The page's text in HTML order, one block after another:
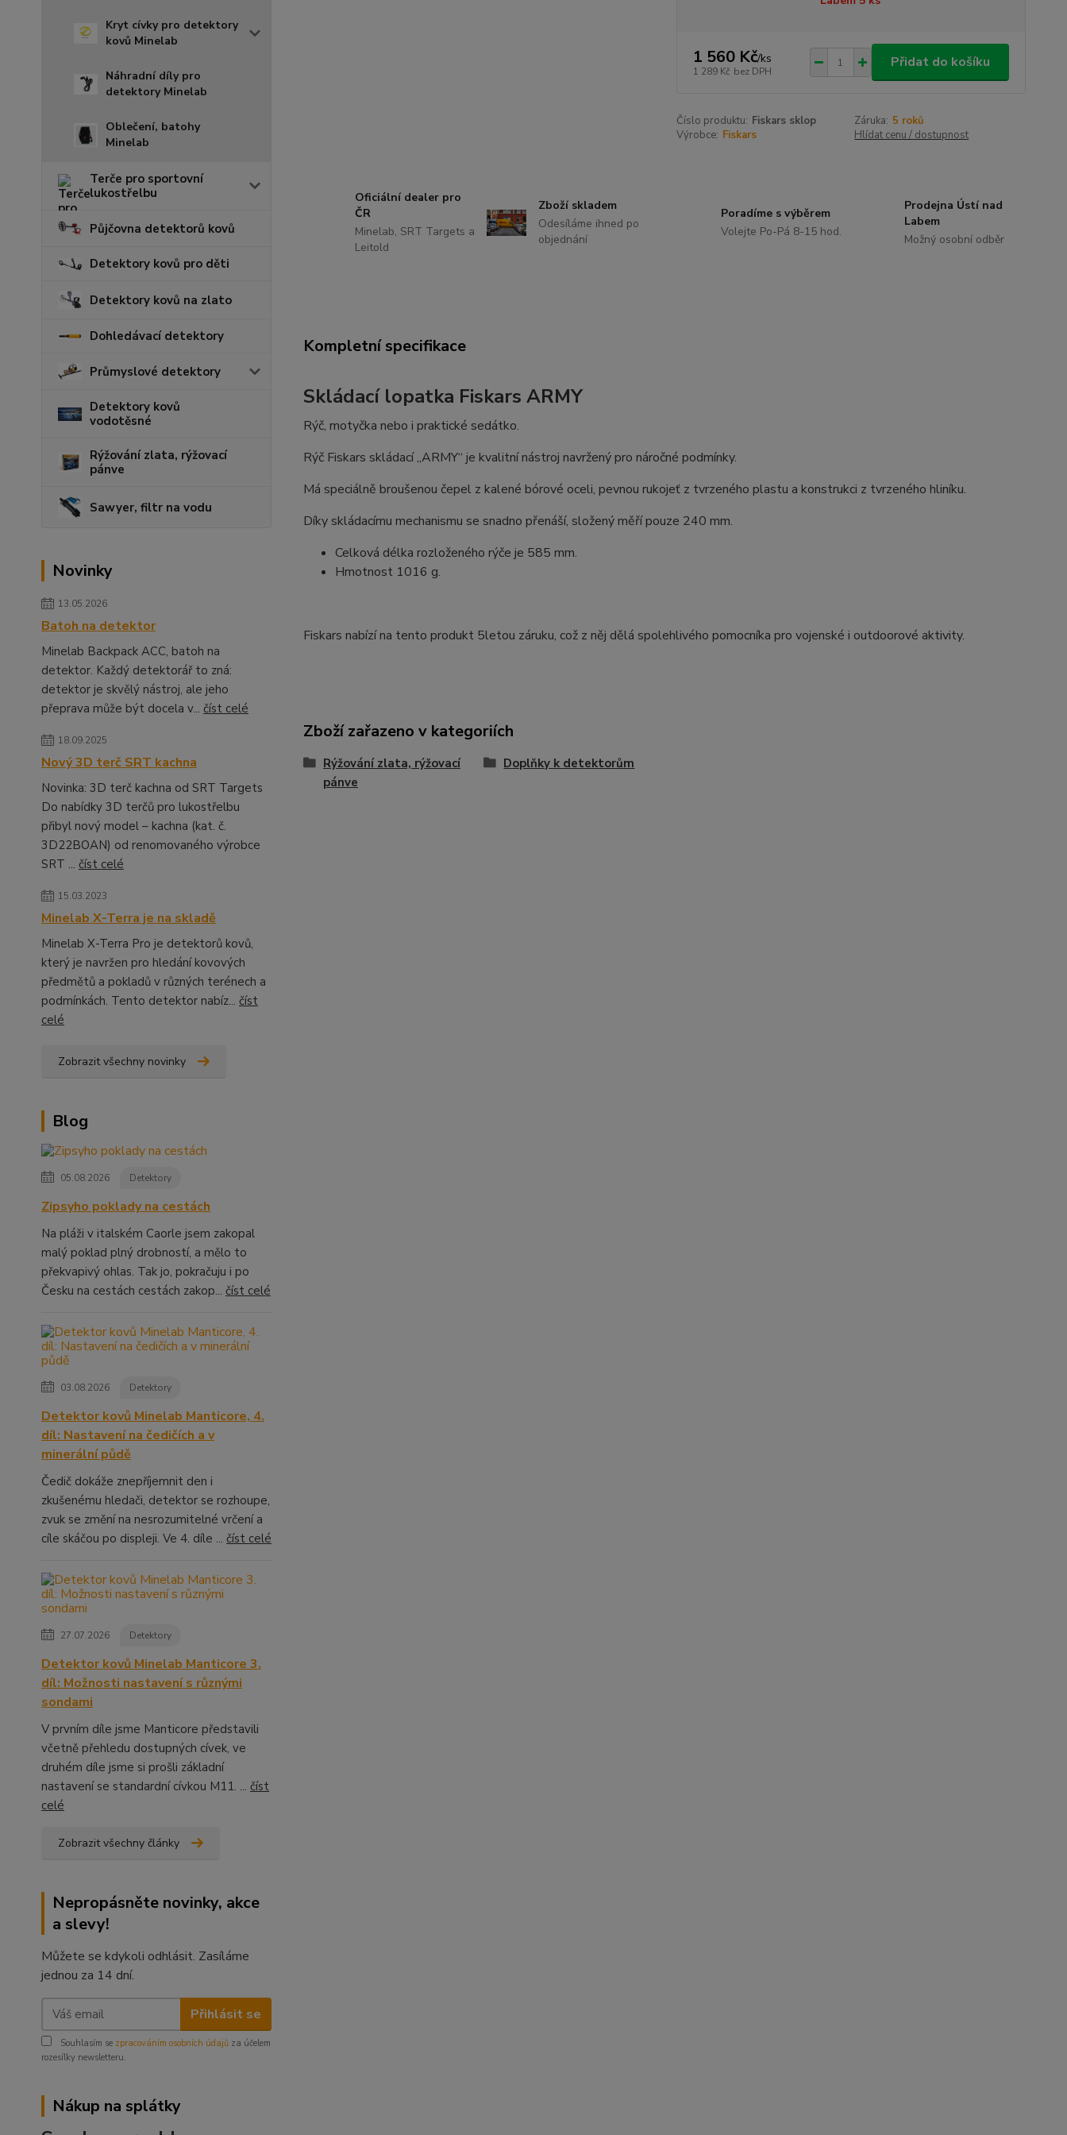
Kryt cívky pro detektory
kovů Minelab
Náhradní díly pro
detektory Minelab
Oblečení, batohy
Minelab
Terče pro sportovní
lukostřelbu
Půjčovna detektorů kovů
Detektory kovů pro děti
Detektory kovů na zlato
Dohledávací detektory
Průmyslové detektory
Detektory kovů
vodotěsné
Rýžování zlata, rýžovací
pánve
Sawyer, filtr na vodu
Novinky
13.05.2026
Batoh na detektor
Minelab Backpack ACC, batoh na
detektor. Každý detektorář to zná:
detektor je skvělý nástroj, ale jeho
přeprava může být docela v... číst celé
18.09.2025
Nový 3D terč SRT kachna
Novinka: 3D terč kachna od SRT Targets
Do nabídky 3D terčů pro lukostřelbu
přibyl nový model – kachna (kat. č.
3D22BOAN) od renomovaného výrobce
SRT ... číst celé
15.03.2023
Minelab X-Terra je na skladě
Minelab X-Terra Pro je detektorů kovů,
který je navržen pro hledání kovových
předmětů a pokladů v různých terénech a
podmínkách. Tento detektor nabíz... číst
celé
Zobrazit všechny novinky
Blog
05.08.2026 Detektory
Zipsyho poklady na cestách
Na pláži v italském Caorle jsem zakopal
malý poklad plný drobností, a mělo to
překvapivý ohlas. Tak jo, pokračuju i po
Česku na cestách cestách zakop... číst celé
03.08.2026 Detektory
Detektor kovů Minelab Manticore, 4.
díl: Nastavení na čedičích a v
minerální půdě
Čedič dokáže znepříjemnit den i
zkušenému hledači, detektor se rozhoupe,
zvuk se změní na nesrozumitelné vrčení a
cíle skáčou po displeji. Ve 4. díle ... číst celé
27.07.2026 Detektory
Detektor kovů Minelab Manticore 3.
díl: Možnosti nastavení s různými
sondami
V prvním díle jsme Manticore představili
včetně přehledu dostupných cívek, ve
druhém díle jsme si prošli základní
nastavení se standardní cívkou M11. ... číst
celé
Zobrazit všechny články
Nepropásněte novinky, akce
a slevy!
Můžete se kdykoli odhlásit. Zasíláme
jednou za 14 dní.
Přihlásit se
Souhlasím se zpracováním osobních údajů za účelem
rozesílky newsletteru.
Nákup na splátky
1 560 Kč/ks
1 289 Kč bez DPH
Přidat do košíku
Číslo produktu: Fiskars sklop Záruka: 5 roků
Výrobce: Fiskars Hlídat cenu / dostupnost
Oficiální dealer pro
ČR
Minelab, SRT Targets a
Leitold
Zboží skladem
Odesíláme ihned po
objednání
Poradíme s výběrem
Volejte Po-Pá 8-15 hod.
Prodejna Ústí nad
Labem
Možný osobní odběr
Kompletní specifikace
Skládací lopatka Fiskars ARMY
Rýč, motyčka nebo i praktické sedátko.
Rýč Fiskars skládací „ARMY“ je kvalitní nástroj navržený pro náročné podmínky.
Má speciálně broušenou čepel z kalené bórové oceli, pevnou rukojeť z tvrzeného plastu a konstrukci z tvrzeného hliníku.
Díky skládacímu mechanismu se snadno přenáší, složený měří pouze 240 mm.
Celková délka rozloženého rýče je 585 mm.
Hmotnost 1016 g.
Fiskars nabízí na tento produkt 5letou záruku, což z něj dělá spolehlivého pomocníka pro vojenské i outdoorové aktivity.
Zboží zařazeno v kategoriích
Rýžování zlata, rýžovací
pánve
Doplňky k detektorům